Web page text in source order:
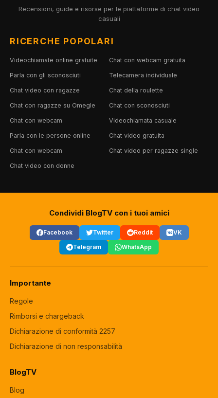
Recensioni, guide e risorse per le piattaforme di chat video
casuali
RICERCHE POPOLARI
Videochiamate online gratuite Chat con webcam gratuita
Parla con gli sconosciuti Telecamera individuale
Chat video con ragazze Chat della roulette
Chat con ragazze su Omegle Chat con sconosciuti
Chat con webcam Videochiamata casuale
Parla con le persone online Chat video gratuita
Chat con webcam Chat video per ragazze single
Chat video con donne
Condividi BlogTV con i tuoi amici
Facebook Twitter Reddit
VK
Telegram
WhatsApp
Importante
Regole
Rimborsi e chargeback
Dichiarazione di conformità 2257
Dichiarazione di non responsabilità
BlogTV
Blog